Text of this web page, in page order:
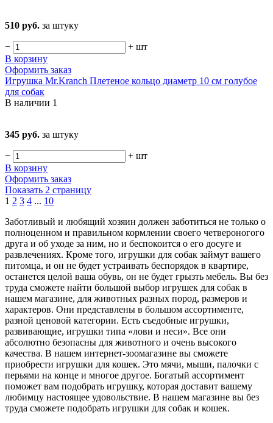
510 руб. за штуку
− + шт
В корзину
Оформить заказ
Игрушка Mr.Kranch Плетеное кольцо диаметр 10 см голубое
для собак
В наличии 1
345 руб. за штуку
− + шт
В корзину
Оформить заказ
Показать 2 страницу
1 2 3 4 ... 10
Заботливый и любящий хозяин должен заботиться не только о
полноценном и правильном кормлении своего четвероногого
друга и об уходе за ним, но и беспокоится о его досуге и
развлечениях. Кроме того, игрушки для собак займут вашего
питомца, и он не будет устраивать беспорядок в квартире,
останется целой ваша обувь, он не будет грызть мебель. Вы без
труда сможете найти большой выбор игрушек для собак в
нашем магазине, для животных разных пород, размеров и
характеров. Они представлены в большом ассортименте,
разной ценовой категории. Есть съедобные игрушки,
развивающие, игрушки типа «лови и неси». Все они
абсолютно безопасны для животного и очень высокого
качества. В нашем интернет-зоомагазине вы сможете
приобрести игрушки для кошек. Это мячи, мыши, палочки с
перьями на конце и многое другое. Богатый ассортимент
поможет вам подобрать игрушку, которая доставит вашему
любимцу настоящее удовольствие. В нашем магазине вы без
труда сможете подобрать игрушки для собак и кошек.